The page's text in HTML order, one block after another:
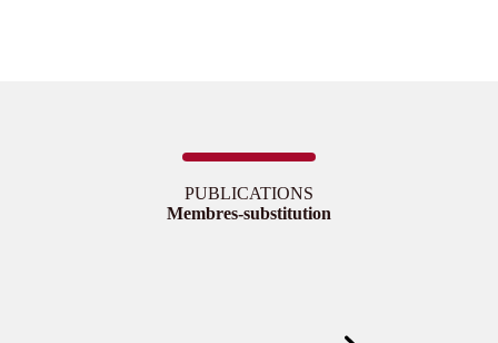
PUBLICATIONS
Membres-substitution